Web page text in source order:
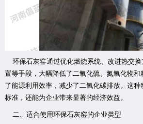
环保石灰窑通过优化燃烧系统、改进热交换
置等手段，大幅降低了二氧化硫、氮氧化物和
了能源利用效率，减少了二氧化碳排放。这
标准，还能为企业带来显著的经济效益。
二、适合使用环保石灰窑的企业类型